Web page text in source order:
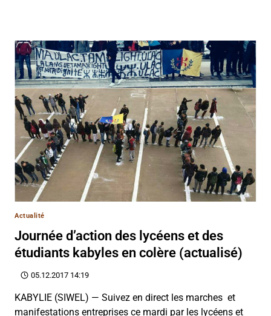
Actualité
Journée d’action des lycéens et des
étudiants kabyles en colère (actualisé)
05.12.2017 14:19
KABYLIE (SIWEL) — Suivez en direct les marches et
manifestations entreprises ce mardi par les lycéens et